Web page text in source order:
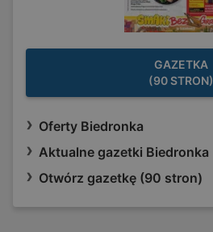
GAZETKA
(90 STRON)
Oferty Biedronka
Aktualne gazetki Biedronka
Otwórz gazetkę (90 stron)